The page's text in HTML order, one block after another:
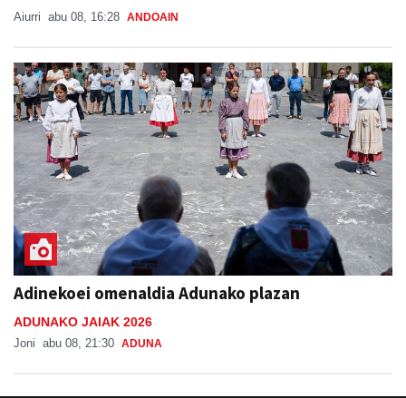
Aiurri abu 08, 16:28 ANDOAIN
Adinekoei omenaldia Adunako plazan
ADUNAKO JAIAK 2026
Joni abu 08, 21:30 ADUNA